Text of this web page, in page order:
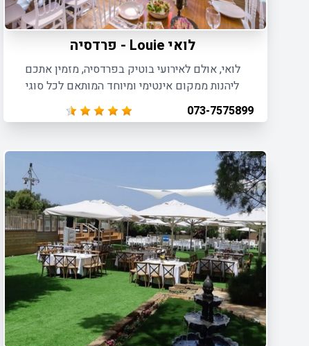
לואי Louie - פרדסיה
לואי, אולם לאירועי בוטיק בפרדסיה, מזמין אתכם
ליהנות ממקום אינטימי ומיוחד המותאם לכל סוגי
בישיבה ו- 250 איש באירועי קוקטייל.
073-7575899